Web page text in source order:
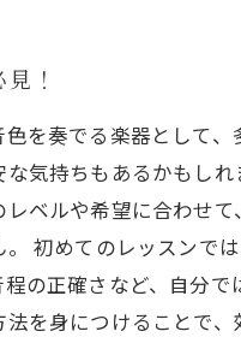
！
色を奏でる楽器として
な気持ちもあるかもし
ベルや希望に合わせ
。 初めてのレッスンで
の正確さなど、自分
を身につけることで